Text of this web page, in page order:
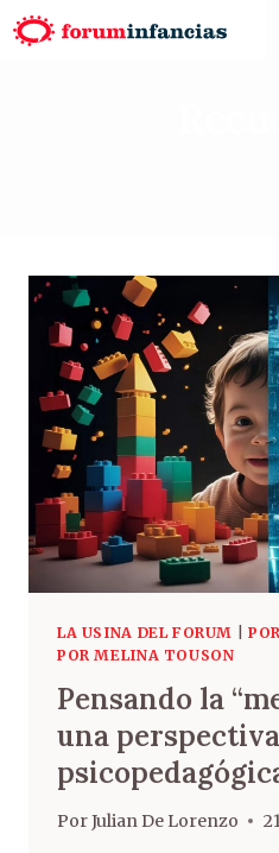
LA USINA DEL FORUM
POR MELINA TOUSON
Pensando la
una perspectiva
PorJulian De Lorenzo